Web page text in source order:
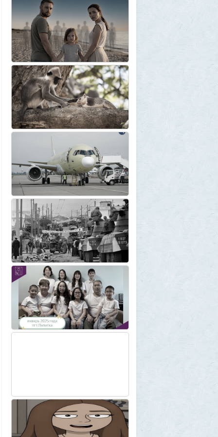
31 июля 2026, 08:02
«Жена присаживалась к детям и
тихонько говорила на русском»: как
латвиец переехал в Псковскую область
1
Ult 31 июля 2026, 01:06
Борис Вальехо написал последнюю
картину и уходит на покой
1
1GR
30 июля 2026, 18:12
Две девушки столкнулись с медведем на
туристической тропе у Магадана
1
1GR 30 июля 2026, 17:30
30 июля 2026, 17:27
Какая страна самая большая на каждом
континенте? В двух ответах ошибаются
почти все
1
Azatoth
30 июля 2026, 17:17
Веселые картинки
12
SuperVal
29 июля 2026, 23:44
Плоская земля
1
SuperVal 29 июля 2026, 23:39
Текущий геополитический расклад
4
Voldemar 29 июля 2026, 21:37
Американские жулики
2
chic
28 июля 2026, 23:38
Режиссёры, которые разносили чужие
фильмы
5
Azatoth 28 июля 2026, 21:26
Дети приезжих потушили Вечный огонь и
лишили российского гражданства сразу
Сибирские траппы: что скрывается под
огромной частью России
4
Allarm
28 июля 2026, 17:36
Фекальная эпидемия в Тюмени
8